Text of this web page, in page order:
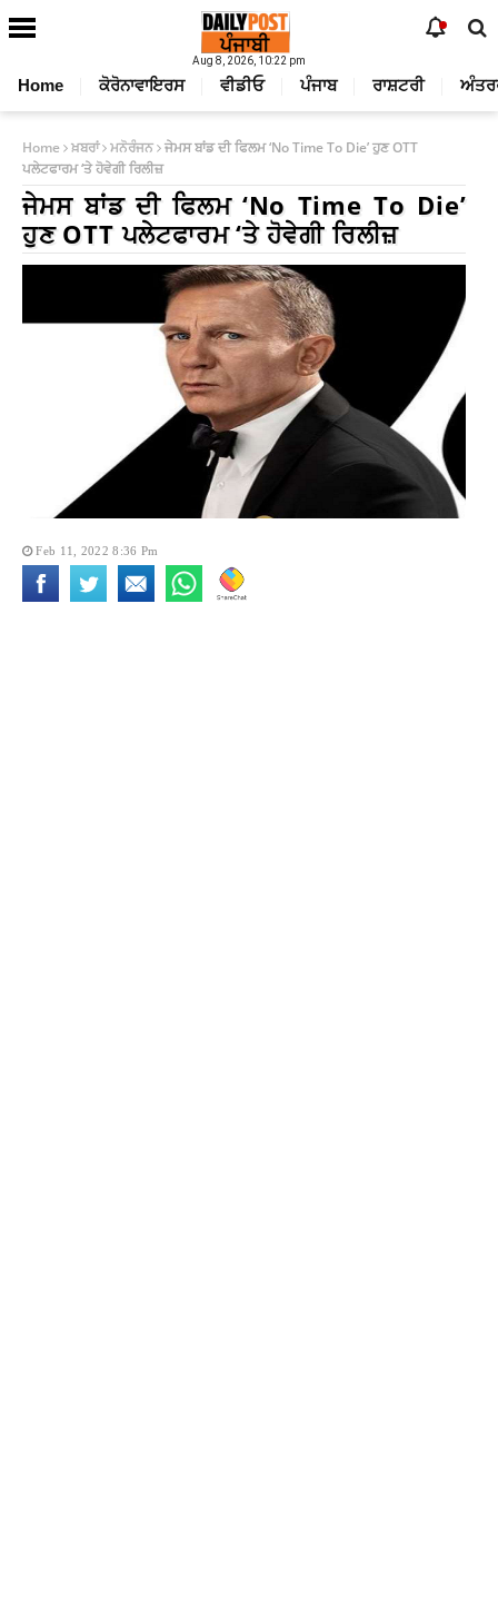
Aug 8, 2026, 10:22 pm
Home ਕੋਰੋਨਾਵਾਇਰਸ ਵੀਡੀਓ ਪੰਜਾਬ ਰਾਸ਼ਟਰੀ
Home ਖ਼ਬਰਾਂ ਮਨੋਰੰਜਨ ਜੇਮਸ ਬਾਂਡ ਦੀ ਫਿਲਮ ‘No Time To Die’ ਹੁਣ OTT
ਪਲੇਟਫਾਰਮ ‘ਤੇ ਹੋਵੇਗੀ ਰਿਲੀਜ਼
ਜੇਮਸ ਬਾਂਡ ਦੀ ਫਿਲਮ ‘No Time To Die’
ਹੁਣ OTT ਪਲੇਟਫਾਰਮ ‘ਤੇ ਹੋਵੇਗੀ ਰਿਲੀਜ਼
Feb 11, 2022 8:36 Pm